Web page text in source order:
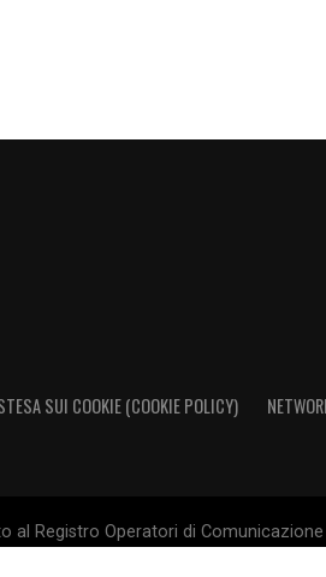
SUI COOKIE (COOKIE POLICY)
Registro Operatori di Comunicazione